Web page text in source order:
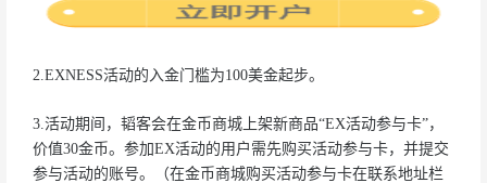
2.EXNESS活动的入金门槛为100美金起步。
3.活动期间，韬客会在金币商城上架新商品“EX活动参与卡”，
价值30金币。参加EX活动的用户需先购买活动参与卡，并提交
参与活动的账号。（在金币商城购买活动参与卡在联系地址栏